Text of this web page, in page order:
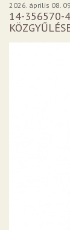
2026. április 08.
14-356570-